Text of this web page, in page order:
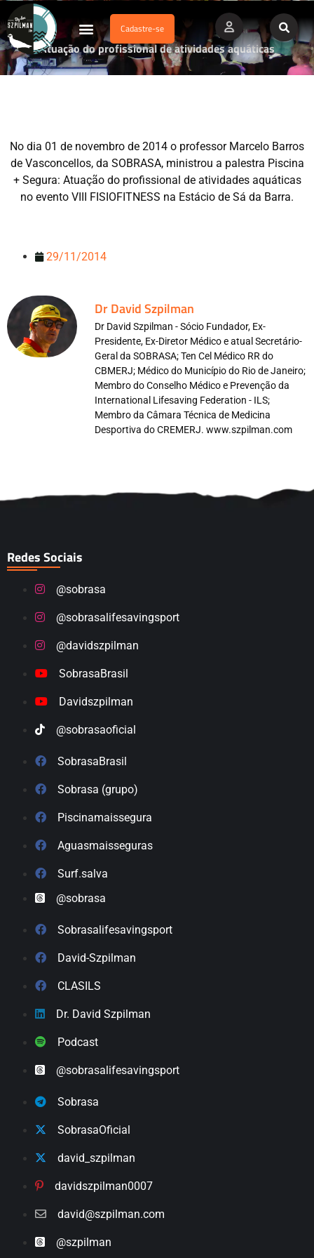
Cadastre-se
Atuação do profissional de atividades aquáticas
No dia 01 de novembro de 2014 o professor Marcelo Barros
de Vasconcellos, da SOBRASA, ministrou a palestra Piscina
+ Segura: Atuação do profissional de atividades aquáticas
no evento VIII FISIOFITNESS na Estácio de Sá da Barra.
29/11/2014
Dr David Szpilman
Dr David Szpilman - Sócio Fundador, Ex-
Presidente, Ex-Diretor Médico e atual Secretário-
Geral da SOBRASA; Ten Cel Médico RR do
CBMERJ; Médico do Município do Rio de Janeiro;
Membro do Conselho Médico e Prevenção da
International Lifesaving Federation - ILS;
Membro da Câmara Técnica de Medicina
Desportiva do CREMERJ. www.szpilman.com
Redes Sociais
@sobrasa
@sobrasalifesavingsport
@davidszpilman
SobrasaBrasil
Davidszpilman
@sobrasaoficial
SobrasaBrasil
Sobrasa (grupo)
Piscinamaissegura
Aguasmaisseguras
Surf.salva
@sobrasa
Sobrasalifesavingsport
David-Szpilman
CLASILS
Dr. David Szpilman
Podcast
@sobrasalifesavingsport
Sobrasa
SobrasaOficial
david_szpilman
davidszpilman0007
david@szpilman.com
@szpilman